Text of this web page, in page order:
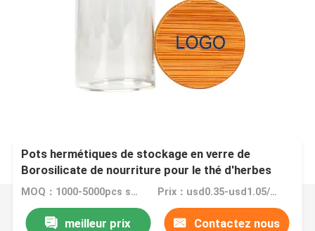
Pots hermétiques de stockage en verre de
Borosilicate de nourriture pour le thé d'herbes
MOQ：1000-5000pcs selon différentes tailles Prix：usd0.35-usd1.05/pc FOB China
meilleur prix Contactez nous